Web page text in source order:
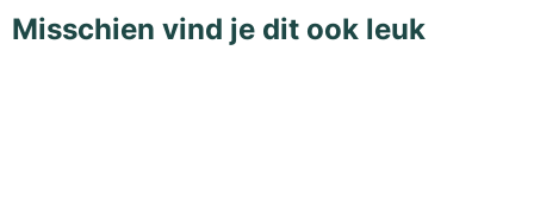
Misschien vind je dit ook leuk